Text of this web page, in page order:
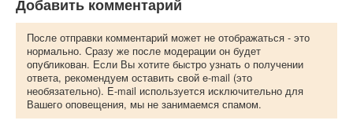
Добавить комментарий
После отправки комментарий может не отображаться - это
нормально. Сразу же после модерации он будет
опубликован. Если Вы хотите быстро узнать о получении
ответа, рекомендуем оставить свой e-mail (это
необязательно). E-mail используется исключительно для
Вашего оповещения, мы не занимаемся спамом.